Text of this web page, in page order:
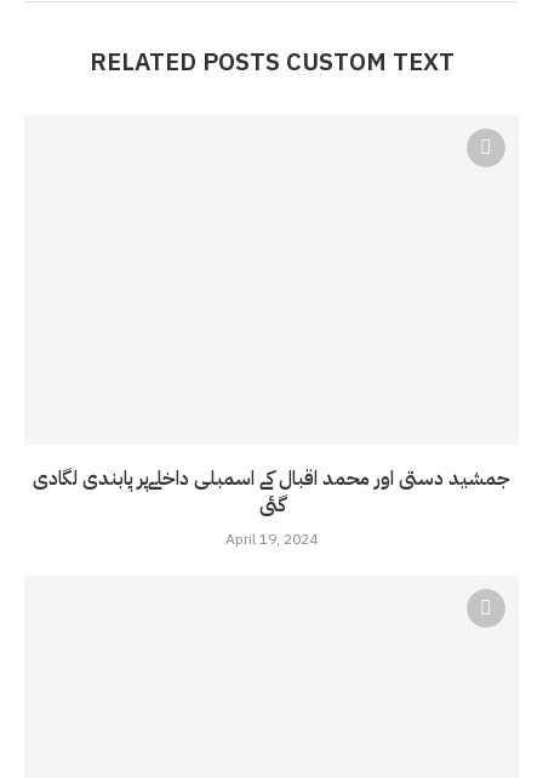
RELATED POSTS CUSTOM TEXT
جمشید دستی اور محمد اقبال کے اسمبلی داخلےپر پابندی لگادی
گئی
April 19, 2024